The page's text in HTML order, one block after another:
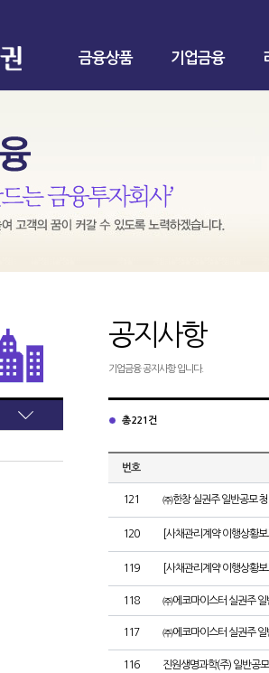
금융상품 기업금융
공지사항
기업금융 공지사항 입니다.
총 221건
번호
121 ㈜한창 실권주 일반공모
120 [사채관리계약 이행상황
119 [사채관리계약 이행상황
118 ㈜에코마이스터 실권주 일
117 ㈜에코마이스터 실권주 일
116 진원생명과학(주) 일반공